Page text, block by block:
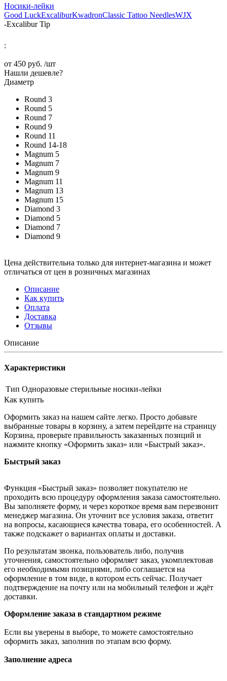
Носики-лейки
Good LuckExcaliburKwadronClassic Tattoo NeedlesWJX
-Excalibur Tip
:
от 450 руб. /шт
Нашли дешевле?
Диаметр
Round 3
Round 5
Round 7
Round 9
Round 11
Round 14-18
Magnum 5
Magnum 7
Magnum 9
Magnum 11
Magnum 13
Magnum 15
Diamond 3
Diamond 5
Diamond 7
Diamond 9
Цена действительна только для интернет-магазина и может
отличаться от цен в розничных магазинах
Описание
Как купить
Оплата
Доставка
Отзывы
Описание
Характеристики
Тип Одноразовые стерильные носики-лейки
Как купить
Оформить заказ на нашем сайте легко. Просто добавьте
выбранные товары в корзину, а затем перейдите на страницу
Корзина, проверьте правильность заказанных позиций и
нажмите кнопку «Оформить заказ» или «Быстрый заказ».
Быстрый заказ
Функция «Быстрый заказ» позволяет покупателю не
проходить всю процедуру оформления заказа самостоятельно.
Вы заполняете форму, и через короткое время вам перезвонит
менеджер магазина. Он уточнит все условия заказа, ответит
на вопросы, касающиеся качества товара, его особенностей. А
также подскажет о вариантах оплаты и доставки.
По результатам звонка, пользователь либо, получив
уточнения, самостоятельно оформляет заказ, укомплектовав
его необходимыми позициями, либо соглашается на
оформление в том виде, в котором есть сейчас. Получает
подтверждение на почту или на мобильный телефон и ждёт
доставки.
Оформление заказа в стандартном режиме
Если вы уверены в выборе, то можете самостоятельно
оформить заказ, заполнив по этапам всю форму.
Заполнение адреса